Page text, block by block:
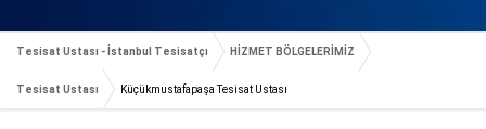
Tesisat Ustası - İstanbul Tesisatçı HİZMET BÖLGELERİMİZ
Tesisat Ustası Küçükmustafapaşa Tesisat Ustası